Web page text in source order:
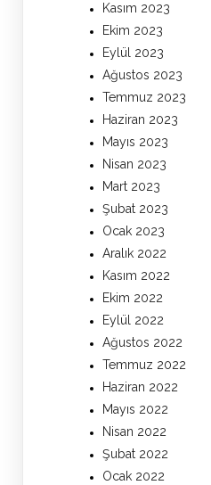
Kasım 2023
Ekim 2023
Eylül 2023
Ağustos 2023
Temmuz 2023
Haziran 2023
Mayıs 2023
Nisan 2023
Mart 2023
Şubat 2023
Ocak 2023
Aralık 2022
Kasım 2022
Ekim 2022
Eylül 2022
Ağustos 2022
Temmuz 2022
Haziran 2022
Mayıs 2022
Nisan 2022
Şubat 2022
Ocak 2022